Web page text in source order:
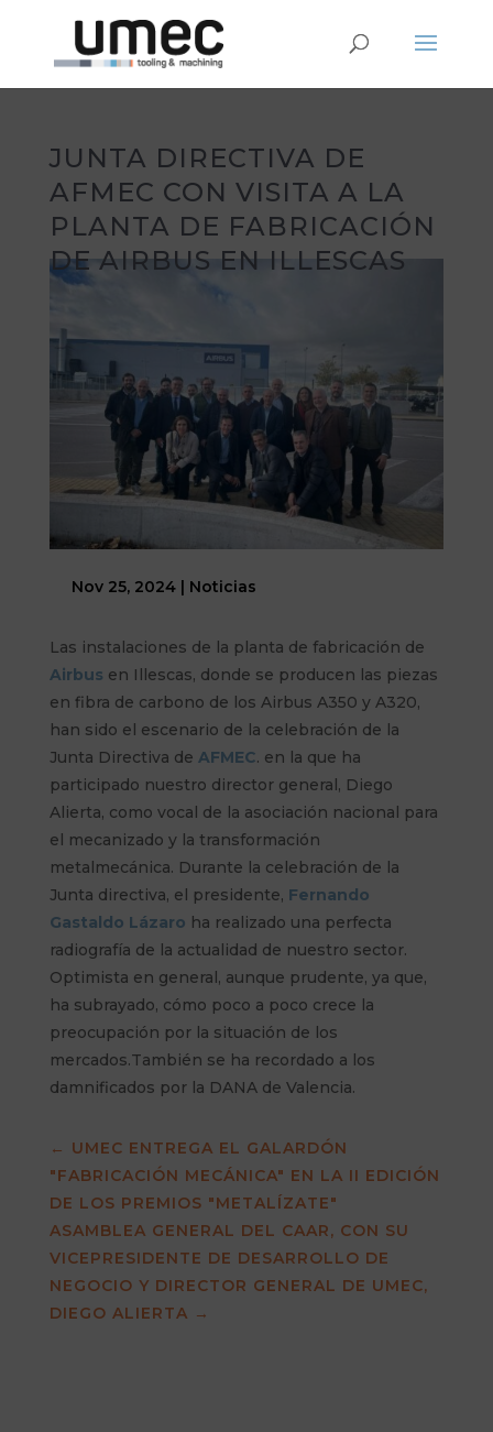
JUNTA DIRECTIVA DE
AFMEC CON VISITA A LA
PLANTA DE FABRICACIÓN
DE AIRBUS EN ILLESCAS
Nov 25, 2024| Noticias
Las instalaciones de la planta de fabricación de
Airbus en Illescas, donde se producen las piezas
en fibra de carbono de los Airbus A350 y A320,
han sido el escenario de la celebración de la
Junta Directiva de AFMEC. en la que ha
participado nuestro director general, Diego
Alierta, como vocal de la asociación nacional para
el mecanizado y la transformación
metalmecánica. Durante la celebración de la
Junta directiva, el presidente, Fernando
Gastaldo Lázaro ha realizado una perfecta
radiografía de la actualidad de nuestro sector.
Optimista en general, aunque prudente, ya que,
ha subrayado, cómo poco a poco crece la
preocupación por la situación de los
mercados.También se ha recordado a los
damnificados por la DANA de Valencia.
← UMEC ENTREGA EL GALARDÓN
"FABRICACIÓN MECÁNICA" EN LA II EDICIÓN
DE LOS PREMIOS "METALÍZATE"
ASAMBLEA GENERAL DEL CAAR, CON SU
VICEPRESIDENTE DE DESARROLLO DE
NEGOCIO Y DIRECTOR GENERAL DE UMEC,
DIEGO ALIERTA →